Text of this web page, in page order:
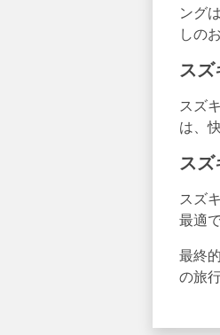
ング
しの
ス
スズ
は、
ス
スズ
最適
最終
の旅